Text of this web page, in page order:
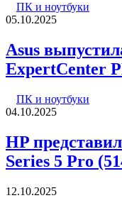
ПК и ноутбуки
05.10.2025
Asus
ExpertCenter
ПК и ноутбуки
04.10.2025
HP
Series 5 Pro
12.10.2025